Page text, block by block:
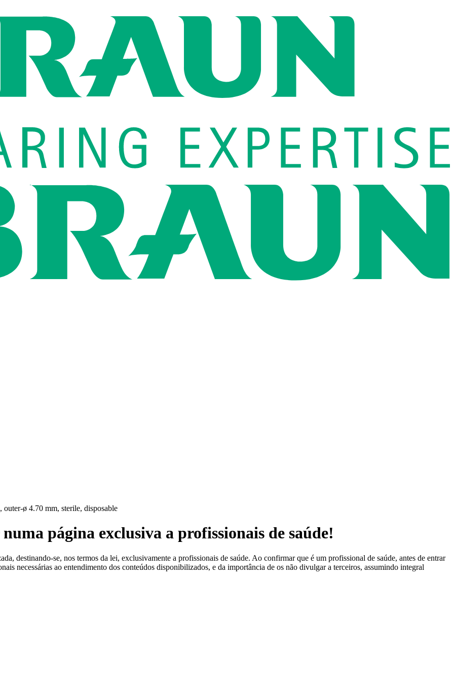
ø 4.70 mm, sterile, disposable
página exclusiva a profissionais de saúde!
destinando-se, nos termos da lei, exclusivamente a profissionais de saúde. Ao confirmar que é um profissional de saúde, antes de entrar
necessárias ao entendimento dos conteúdos disponibilizados, e da importância de os não divulgar a terceiros, assumindo integral